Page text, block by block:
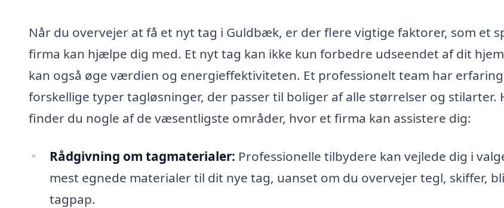
Når du overvejer at få et nyt tag i Guldbæk, er der flere vigtige faktorer, som et
firma kan hjælpe dig med. Et nyt tag kan ikke kun forbedre udseendet af dit
kan også øge værdien og energieffektiviteten. Et professionelt team har
forskellige typer tagløsninger, der passer til boliger af alle størrelser og stilarter.
finder du nogle af de væsentligste områder, hvor et firma kan assistere dig:
Rådgivning om tagmaterialer: Professionelle tilbydere kan vejlede dig i
mest egnede materialer til dit nye tag, uanset om du overvejer tegl, skiffer,
tagpap.